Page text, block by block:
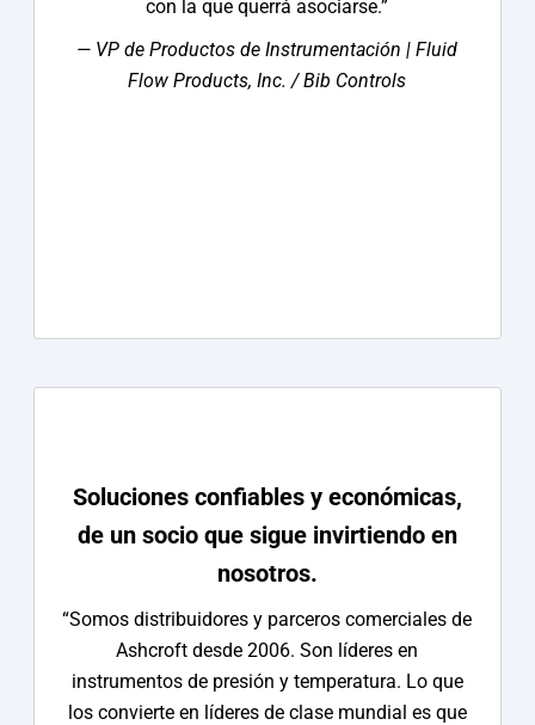
con la que querrá asociarse.”
— VP de Productos de Instrumentación | Fluid
Flow Products, Inc. / Bib Controls
Soluciones confiables y económicas,
de un socio que sigue invirtiendo en
nosotros.
“Somos distribuidores y parceros comerciales de
Ashcroft desde 2006. Son líderes en
instrumentos de presión y temperatura. Lo que
los convierte en líderes de clase mundial es que